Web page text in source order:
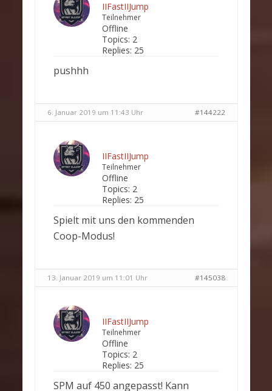
IIFastIIJump
Teilnehmer
Offline
Topics: 2
Replies: 25
pushhh
6. Januar 2019 um 11:43 Uhr #144222
IIFastIIJump
Teilnehmer
Offline
Topics: 2
Replies: 25
Spielt mit uns den kommenden
Coop-Modus!
13. Januar 2019 um 11:01 Uhr #145038
IIFastIIJump
Teilnehmer
Offline
Topics: 2
Replies: 25
SPM auf 450 angepasst! Kann